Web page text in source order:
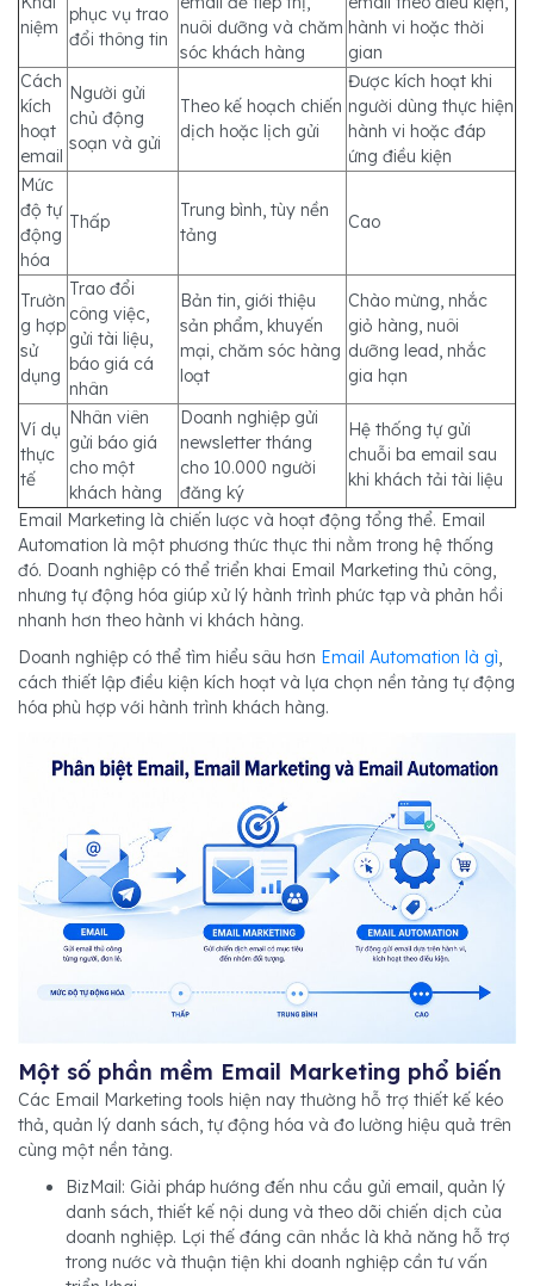
niệm
phục vụ trao
đổi thông tin
nuôi dưỡng và chăm
sóc khách hàng
hành vi hoặc thời
gian
Cách
kích
hoạt
email
Người gửi
chủ động
soạn và gửi
Theo kế hoạch chiến
dịch hoặc lịch gửi
Được kích hoạt khi
người dùng thực hiện
hành vi hoặc đáp
ứng điều kiện
Mức
độ tự
động
hóa
Thấp
Trung bình, tùy nền
tảng
Cao
Trườn
g hợp
sử
dụng
Trao đổi
công việc,
gửi tài liệu,
báo giá cá
nhân
Bản tin, giới thiệu
sản phẩm, khuyến
mại, chăm sóc hàng
loạt
Chào mừng, nhắc
giỏ hàng, nuôi
dưỡng lead, nhắc
gia hạn
Ví dụ
thực
tế
Nhân viên
gửi báo giá
cho một
khách hàng
Doanh nghiệp gửi
newsletter tháng
cho 10.000 người
đăng ký
Hệ thống tự gửi
chuỗi ba email sau
khi khách tải tài liệu
Email Marketing là chiến lược và hoạt động tổng thể. Email
Automation là một phương thức thực thi nằm trong hệ thống
đó. Doanh nghiệp có thể triển khai Email Marketing thủ công,
nhưng tự động hóa giúp xử lý hành trình phức tạp và phản hồi
nhanh hơn theo hành vi khách hàng.
Doanh nghiệp có thể tìm hiểu sâu hơn Email Automation là gì,
cách thiết lập điều kiện kích hoạt và lựa chọn nền tảng tự động
hóa phù hợp với hành trình khách hàng.
Một số phần mềm Email Marketing phổ biến
Các Email Marketing tools hiện nay thường hỗ trợ thiết kế kéo
thả, quản lý danh sách, tự động hóa và đo lường hiệu quả trên
cùng một nền tảng.
BizMail: Giải pháp hướng đến nhu cầu gửi email, quản lý
danh sách, thiết kế nội dung và theo dõi chiến dịch của
doanh nghiệp. Lợi thế đáng cân nhắc là khả năng hỗ trợ
trong nước và thuận tiện khi doanh nghiệp cần tư vấn